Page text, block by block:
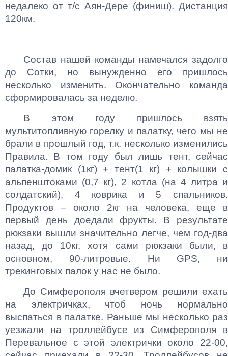
недалеко от т/с Аян-Дере (финиш). Дистанция
120км.
Состав нашей команды намечался задолго
до Сотки, но вынужденно его пришлось
несколько изменить. Окончательно команда
сформировалась за неделю.
В этом году пришлось взять
мультитопливную горелку и палатку, чего мы не
брали в прошлый год, т.к. несколько изменились
Правила. В том году был лишь тент, сейчас
палатка-домик (1кг) + тент(1 кг) + колышки с
альпенштоками (0,7 кг), 2 котла (на 4 литра и
солдатский), 4 коврика и 5 спальников.
Продуктов – около 2кг на человека, еще в
первый день доедали фрукты. В результате
рюкзаки вышли значительно легче, чем год-два
назад, до 10кг, хотя сами рюкзаки были, в
основном, 90-литровые. Ни GPS, ни
трекинговых палок у нас не было.
До Симферополя вчетвером решили ехать
на электричках, чтоб ночь нормально
выспаться в палатке. Раньше мы несколько раз
уезжали на троллейбусе из Симферополя в
Перевальное с этой электрички около 22-00,